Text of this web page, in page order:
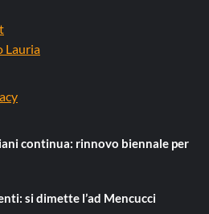
Lauria
continua: rinnovo biennale per
si dimette l’ad Mencucci